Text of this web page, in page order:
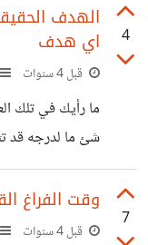
وإبطاء تعافيهم
المكلفة، لذلك
الفلسطينيين تحت
يقتل الجوع
ربما يلوم بعضهم
4
الهدف
اي هدف
قبل 4 سنوات
ما رأيك في تلك
شئ ما لدرجه قد
آخر واخر تبحث
الانسان "ان
الذي نحيا به لا
7
وقت الفراغ
قبل 4 سنوات